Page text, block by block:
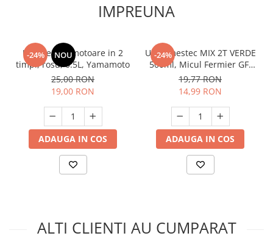
Aparate de aer conditionat
Ventilatoare
Foarfeci tuns oi
Incubatoare oua
IMPREUNA
-24% NOU
Ulei pentru motoare in 2
timpi, rosu, 0.5L, Yamamoto
25,00 RON
19,00 RON
ADAUGA IN COS
-24%
Ulei amestec MIX 2T VERDE
500ml, Micul Fermier GF-
1485
19,77 RON
14,99 RON
ADAUGA IN COS
ALTI CLIENTI AU CUMPARAT